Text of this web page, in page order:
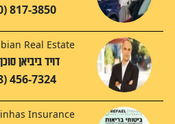
817-3850
Real Estate
דויד ביביאן
456-7324
Insurance